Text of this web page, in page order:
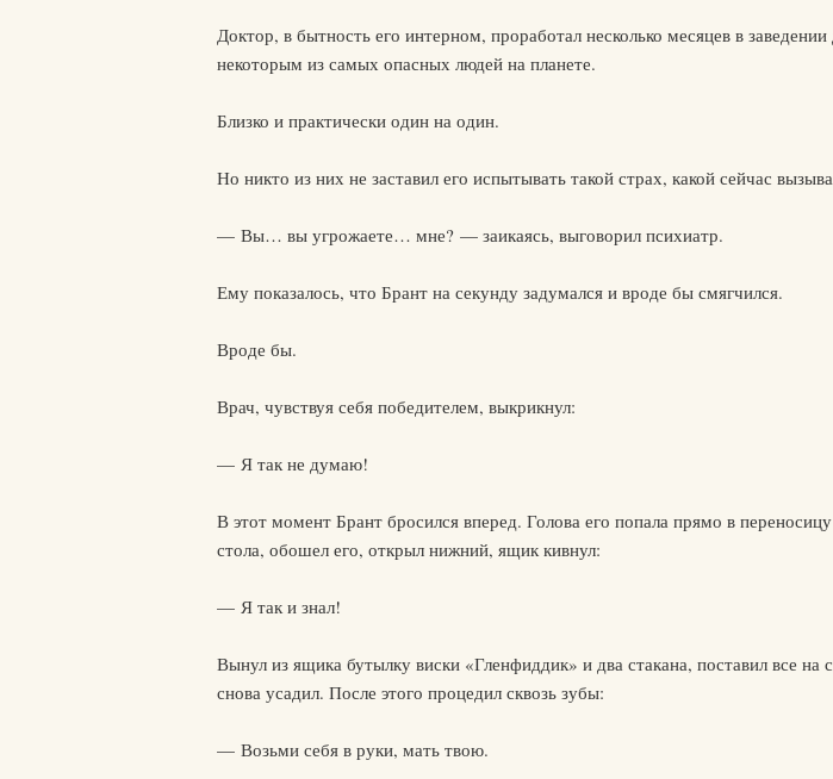
Доктор, в бытность его интерном, проработал несколько месяцев в
некоторым из самых опасных людей на планете.
Близко и практически один на один.
Но никто из них не заставил его испытывать такой страх, какой сейчас
— Вы… вы угрожаете… мне? — заикаясь, выговорил психиатр.
Ему показалось, что Брант на секунду задумался и вроде бы смягчился.
Вроде бы.
Врач, чувствуя себя победителем, выкрикнул:
— Я так не думаю!
В этот момент Брант бросился вперед. Голова его попала прямо в
стола, обошел его, открыл нижний, ящик кивнул:
— Я так и знал!
Вынул из ящика бутылку виски «Гленфиддик» и два стакана, поставил все
снова усадил. После этого процедил сквозь зубы:
— Возьми себя в руки, мать твою.